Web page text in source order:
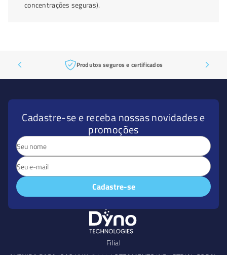
concentrações seguras).
Produtos seguros e certificados
Cadastre-se e receba nossas novidades e
promoções
Cadastre-se
Filial